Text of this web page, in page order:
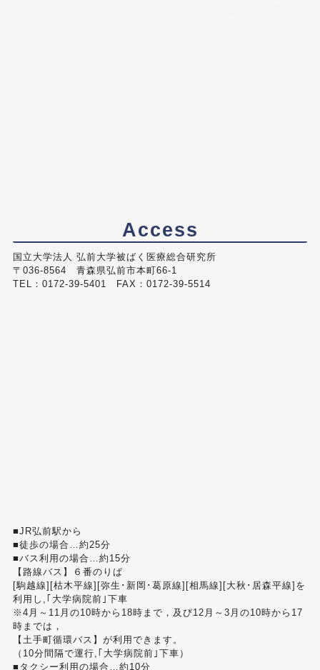
Access
国立大学法人 弘前大学被ばく医療総合研究所
〒036-8564 青森県弘前市本町66-1
TEL：0172-39-5401 FAX：0172-39-5514
■JR弘前駅から
■徒歩の場合…約25分
■バス利用の場合…約15分
【路線バス】６番のりば
[駒越線][枯木平線][弥生･新岡･葛原線][相馬線][大秋･居森平線]を
利用し,｢大学病院前｣下車
※4月～11月の10時から18時まで，及び12月～3月の10時から17
時までは，
【土手町循環バス】が利用できます。
（10分間隔で運行,｢大学病院前｣下車）
■タクシー利用の場合…約10分